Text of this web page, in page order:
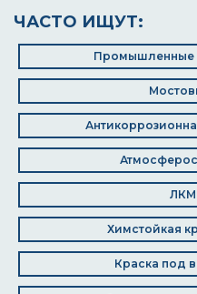
ЧАСТО ИЩУТ:
Промышленные
ЛКМ
Химстойкая
Краска под